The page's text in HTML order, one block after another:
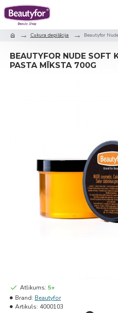
Cukura depilācija Beautyfor
BEAUTYFOR NUDE SOFT
PASTA MĪKSTA 700G
Atlikums: 5+
Brand: Beautyfor
Artikuls: 4000103